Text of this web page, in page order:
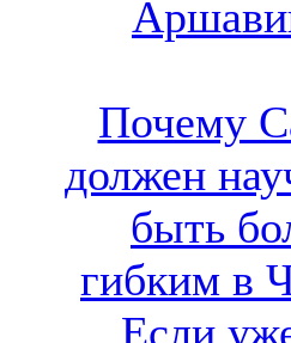
Почему
должен
быть
гибким в
Если